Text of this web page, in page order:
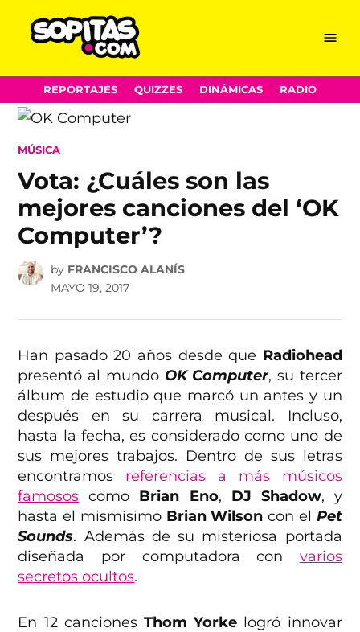
Skip
to
content
Menu
REPORTAJES QUIZZES DINÁMICAS RADIO
POSTED
MÚSICA
Vota: ¿Cuáles son las
mejores canciones del ‘OK
Computer’?
by FRANCISCO ALANÍS
MAYO 19, 2017
Han pasado 20 años desde que Radiohead
presentó al mundo OK Computer, su tercer
álbum de estudio que marcó un antes y un
después en su carrera musical. Incluso,
hasta la fecha, es considerado como uno de
sus mejores trabajos. Dentro de sus letras
encontramos referencias a más músicos
famosos como Brian Eno, DJ Shadow, y
hasta el mismísimo Brian Wilson con el Pet
Sounds. Además de su misteriosa portada
diseñada por computadora con varios
secretos ocultos.
En 12 canciones Thom Yorke logró innovar